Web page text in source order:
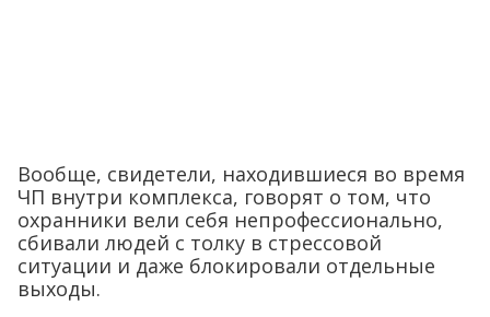
Вообще, свидетели, находившиеся во время
ЧП внутри комплекса, говорят о том, что
охранники вели себя непрофессионально,
сбивали людей с толку в стрессовой
ситуации и даже блокировали отдельные
выходы.